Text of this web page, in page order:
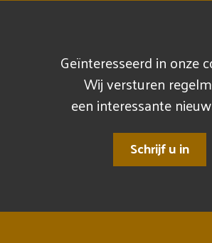
Geïnteresseerd in onze
Wij versturen
een interessante
Schrijf u in